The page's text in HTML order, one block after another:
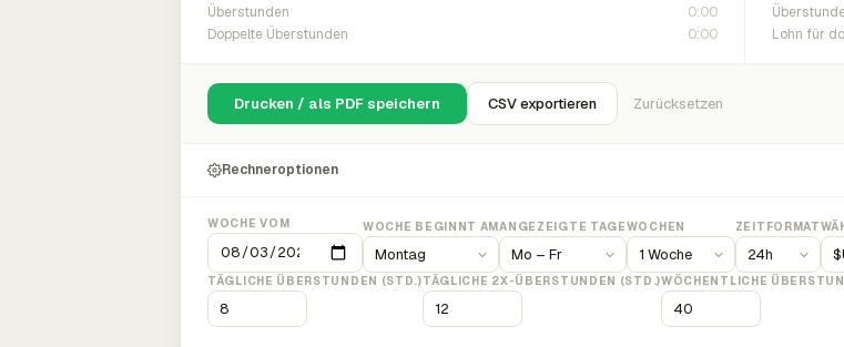
Überstunden 0:00
Doppelte Überstunden 0:00 Lohn für
Drucken / als PDF speichern CSV exportieren Zurücksetzen
Rechneroptionen
WOCHE VOM WOCHE BEGINNT AMANGEZEIGTE TAGEWOCHEN ZEITFORMAT
$
TÄGLICHE ÜBERSTUNDEN (STD.)TÄGLICHE 2X-ÜBERSTUNDEN (STD.)WÖCHENTLICHE